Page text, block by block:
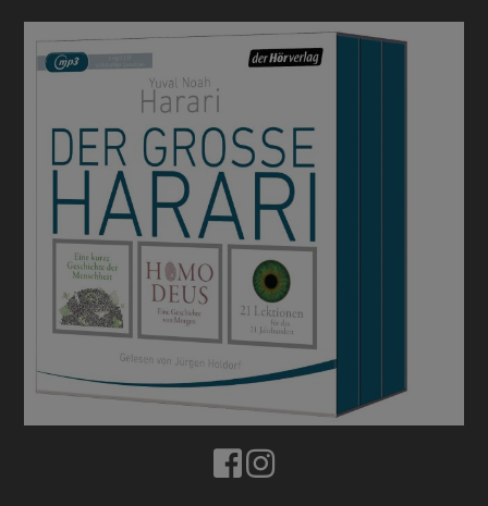
SPIELE
GESCHENKIDEEN
SCHULE & BÜRO
BUCHTIPPS